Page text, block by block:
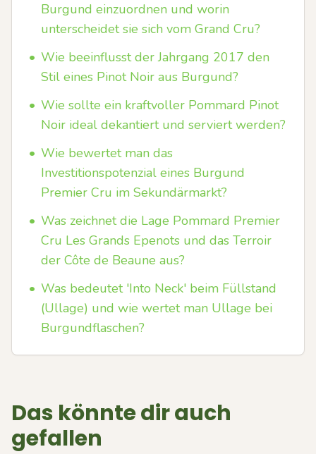
Burgund einzuordnen und worin
unterscheidet sie sich vom Grand Cru?
• Wie beeinflusst der Jahrgang 2017 den
Stil eines Pinot Noir aus Burgund?
• Wie sollte ein kraftvoller Pommard Pinot
Noir ideal dekantiert und serviert werden?
• Wie bewertet man das
Investitionspotenzial eines Burgund
Premier Cru im Sekundärmarkt?
• Was zeichnet die Lage Pommard Premier
Cru Les Grands Epenots und das Terroir
der Côte de Beaune aus?
• Was bedeutet 'Into Neck' beim Füllstand
(Ullage) und wie wertet man Ullage bei
Burgundflaschen?
Das könnte dir auch
gefallen